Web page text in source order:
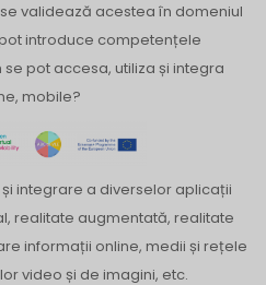
validează acestea în domeniul
introduce competențele
pot accesa, utiliza și integra
mobile?
integrare a diverselor aplicații
realitate augmentată, realitate
informații online, medii și rețele
video și de imagini, etc.